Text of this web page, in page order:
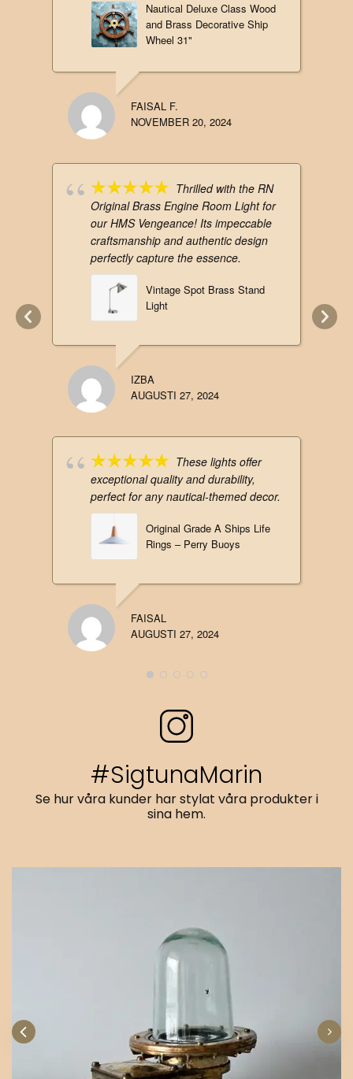
Nautical Deluxe Class Wood
and Brass Decorative Ship
Wheel 31"
FAISAL F.
NOVEMBER 20, 2024
Thrilled with the RN
Original Brass Engine Room Light for
our HMS Vengeance! Its impeccable
craftsmanship and authentic design
perfectly capture the essence.
Vintage Spot Brass Stand
Light
IZBA
AUGUSTI 27, 2024
These lights offer
exceptional quality and durability,
perfect for any nautical-themed decor.
Original Grade A Ships Life
Rings – Perry Buoys
FAISAL
AUGUSTI 27, 2024
#SigtunaMarin
Se hur våra kunder har stylat våra produkter i
sina hem.